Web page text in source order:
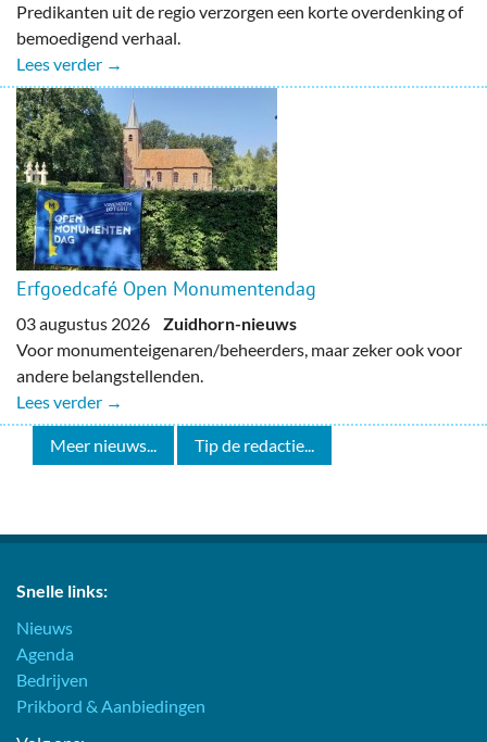
Predikanten uit de regio verzorgen een korte overdenking of
bemoedigend verhaal.
Lees verder →
Erfgoedcafé Open Monumentendag
03 augustus 2026 Zuidhorn-nieuws
Voor monumenteigenaren/beheerders, maar zeker ook voor
andere belangstellenden.
Lees verder →
Meer nieuws... Tip de redactie...
Snelle links:
Nieuws
Agenda
Bedrijven
Prikbord & Aanbiedingen